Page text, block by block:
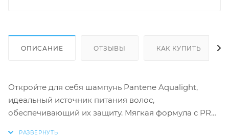
ОПИСАНИЕ ОТЗЫВЫ КАК КУПИТЬ
Откройте для себя шампунь Pantene Aqualight,
идеальный источник питания волос,
обеспечивающий их защиту. Мягкая формула с PRO-